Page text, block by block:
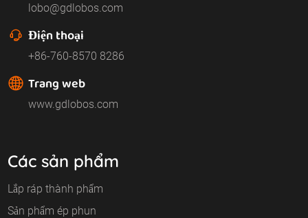
lobo@gdlobos.com
Điện thoại
+86-760-8570 8286
Trang web
www.gdlobos.com
Các sản phẩm
Lắp ráp thành phẩm
Sản phẩm ép phun